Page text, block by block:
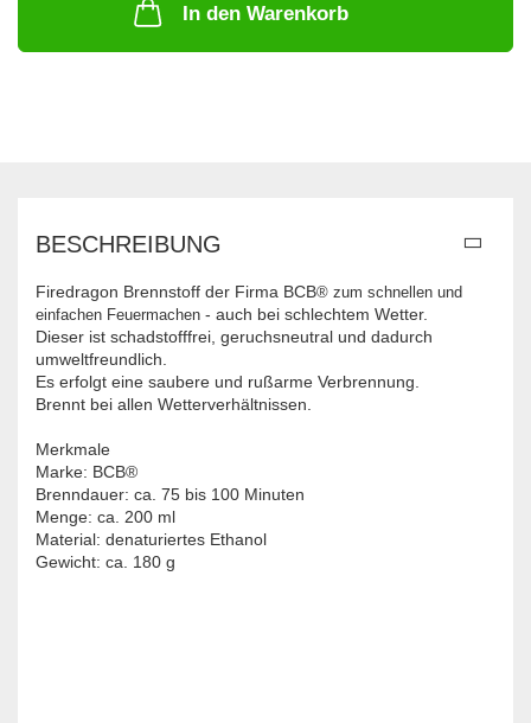
In den Warenkorb
BESCHREIBUNG
Firedragon Brennstoff der Firma BCB® zum schnellen und
einfachen Feuermachen - auch bei schlechtem Wetter.
Dieser ist schadstofffrei, geruchsneutral und dadurch
umweltfreundlich.
Es erfolgt eine saubere und rußarme Verbrennung.
Brennt bei allen Wetterverhältnissen.
Merkmale
Marke: BCB®
Brenndauer: ca. 75 bis 100 Minuten
Menge: ca. 200 ml
Material: denaturiertes Ethanol
Gewicht: ca. 180 g